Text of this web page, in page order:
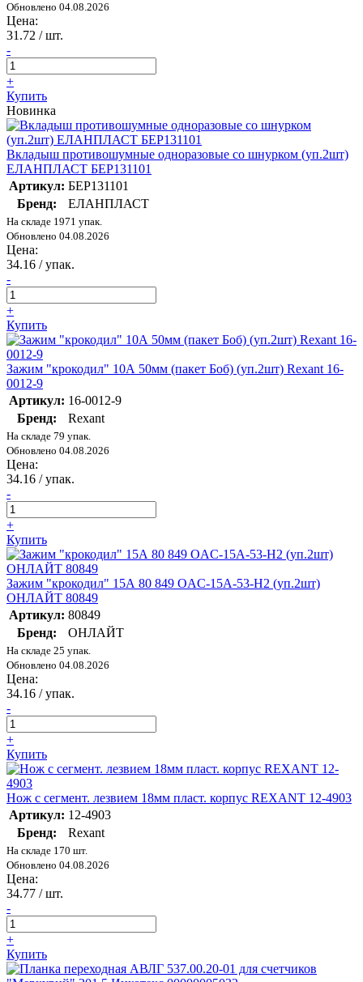
Обновлено 04.08.2026
Цена:
31.72 / шт.
-
+
Купить
Новинка
Вкладыш противошумные одноразовые со шнурком (уп.2шт)
ЕЛАНПЛАСТ БЕР131101
Артикул: БЕР131101
Бренд:
ЕЛАНПЛАСТ
На складе 1971 упак.
Обновлено 04.08.2026
Цена:
34.16 / упак.
-
+
Купить
Зажим "крокодил" 10А 50мм (пакет Боб) (уп.2шт) Rexant 16-
0012-9
Артикул: 16-0012-9
Бренд:
Rexant
На складе 79 упак.
Обновлено 04.08.2026
Цена:
34.16 / упак.
-
+
Купить
Зажим "крокодил" 15А 80 849 OAC-15A-53-H2 (уп.2шт)
ОНЛАЙТ 80849
Артикул: 80849
Бренд:
ОНЛАЙТ
На складе 25 упак.
Обновлено 04.08.2026
Цена:
34.16 / упак.
-
+
Купить
Нож с сегмент. лезвием 18мм пласт. корпус REXANT 12-4903
Артикул: 12-4903
Бренд:
Rexant
На складе 170 шт.
Обновлено 04.08.2026
Цена:
34.77 / шт.
-
+
Купить